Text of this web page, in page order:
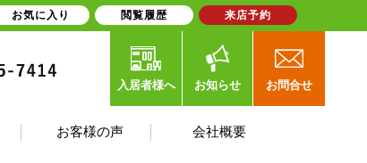
入居者様へ お知らせ お問合せ
お客様の声 会社概要
お気に入り 閲覧履歴 来店予約